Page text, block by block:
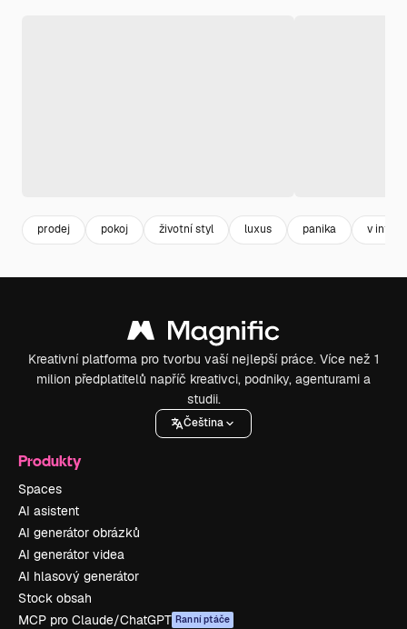
prodej pokoj životní styl luxus panika v
Kreativní platforma pro tvorbu vaší nejlepší práce. Více než 1
milion předplatitelů napříč kreativci, podniky, agenturami a
studii.
Čeština
Produkty
Spaces
AI asistent
AI generátor obrázků
AI generátor videa
AI hlasový generátor
Stock obsah
MCP pro Claude/ChatGPT Ranní ptáče